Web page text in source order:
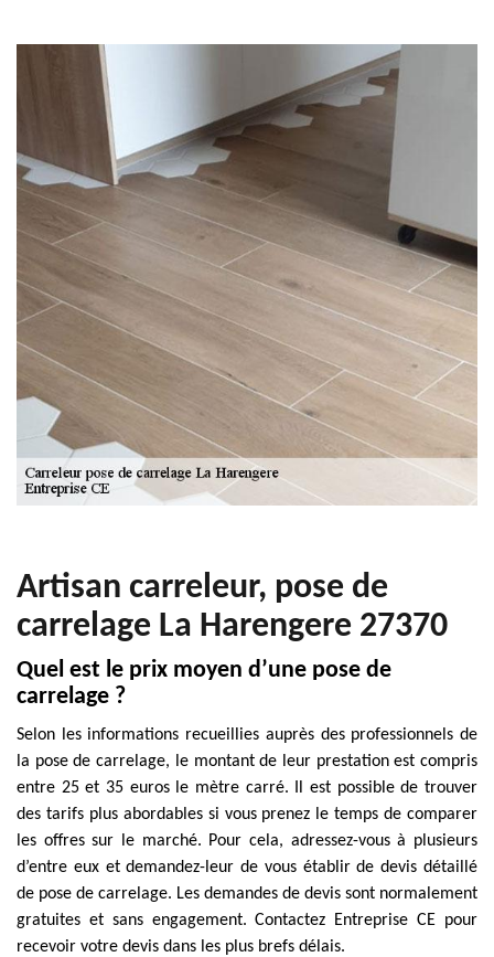
Artisan carreleur, pose de
carrelage La Harengere 27370
Quel est le prix moyen d’une pose de
carrelage ?
Selon les informations recueillies auprès des professionnels de
la pose de carrelage, le montant de leur prestation est compris
entre 25 et 35 euros le mètre carré. Il est possible de trouver
des tarifs plus abordables si vous prenez le temps de comparer
les offres sur le marché. Pour cela, adressez-vous à plusieurs
d’entre eux et demandez-leur de vous établir de devis détaillé
de pose de carrelage. Les demandes de devis sont normalement
gratuites et sans engagement. Contactez Entreprise CE pour
recevoir votre devis dans les plus brefs délais.